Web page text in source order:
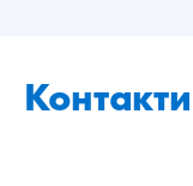
Контакти